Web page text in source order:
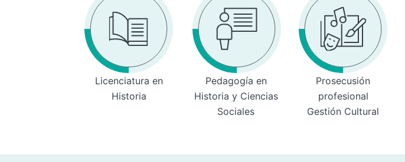
Licenciatura en
Historia
Pedagogía en
Historia y Ciencias
Sociales
Prosecusión
profesional
Gestión Cultural